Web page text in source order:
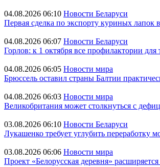
04.08.2026 06:10 Новости Беларуси
Первая сделка по экспорту куриных
04.08.2026 06:07 Новости Беларуси
Горлов: к 1 октября все профилактории
04.08.2026 06:05 Новости мира
Брюссель оставил страны Балтии
04.08.2026 06:03 Новости мира
Великобритания может столкнуться с
03.08.2026 06:10 Новости Беларуси
Лукашенко требует углубить переработку
03.08.2026 06:06 Новости мира
Проект «Белорусская деревня»